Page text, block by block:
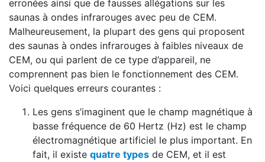
erronées ainsi que de fausses allégations sur les
saunas à ondes infrarouges avec peu de CEM.
Malheureusement, la plupart des gens qui proposent
des saunas à ondes infrarouges à faibles niveaux de
CEM, ou qui parlent de ce type d’appareil, ne
comprennent pas bien le fonctionnement des CEM.
Voici quelques erreurs courantes :
Les gens s’imaginent que le champ magnétique à
basse fréquence de 60 Hertz (Hz) est le champ
électromagnétique artificiel le plus important. En
fait, il existe quatre types de CEM, et il est